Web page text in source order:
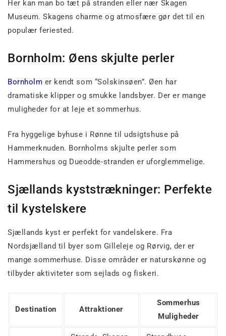
Her kan man bo tæt på stranden eller nær Skagen
Museum. Skagens charme og atmosfære gør det til en
populær feriested.
Bornholm: Øens skjulte perler
Bornholm er kendt som “Solskinsøen”. Øen har
dramatiske klipper og smukke landsbyer. Der er mange
muligheder for at leje et sommerhus.
Fra hyggelige byhuse i Rønne til udsigtshuse på
Hammerknuden. Bornholms skjulte perler som
Hammershus og Dueodde-stranden er uforglemmelige.
Sjællands kyststrækninger: Perfekte
til kystelskere
Sjællands kyst er perfekt for vandelskere. Fra
Nordsjælland til byer som Gilleleje og Rørvig, der er
mange sommerhuse. Disse områder er naturskønne og
tilbyder aktiviteter som sejlads og fiskeri.
Destination Attraktioner
Sommerhus
Muligheder